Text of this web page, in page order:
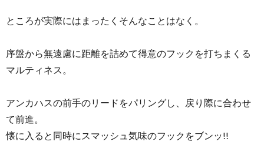
ところが実際にはまったくそんなことはなく。
序盤から無遠慮に距離を詰めて得意のフックを打ちまくる
マルティネス。
アンカハスの前手のリードをパリングし、戻り際に合わせ
て前進。
懐に入ると同時にスマッシュ気味のフックをブンッ!!